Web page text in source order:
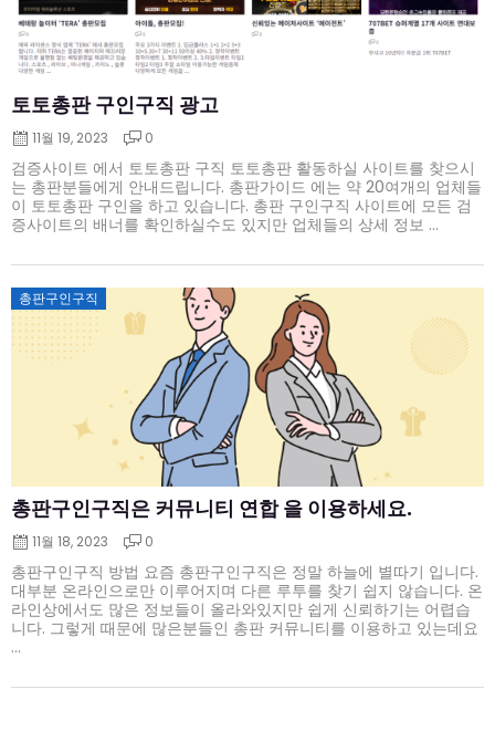
토토총판 구인구직 광고
11월 19, 2023 0
검증사이트 에서 토토총판 구직 토토총판 활동하실 사이트를 찾으시
는 총판분들에게 안내드립니다. 총판가이드 에는 약 20여개의 업체들
이 토토총판 구인을 하고 있습니다. 총판 구인구직 사이트에 모든 검
증사이트의 배너를 확인하실수도 있지만 업체들의 상세 정보 ...
총판구인구직
총판구인구직은 커뮤니티 연합 을 이용하세요.
Posted
on
11월 18, 2023 0
총판구인구직 방법 요즘 총판구인구직은 정말 하늘에 별따기 입니다.
대부분 온라인으로만 이루어지며 다른 루투를 찾기 쉽지 않습니다. 온
라인상에서도 많은 정보들이 올라와있지만 쉽게 신뢰하기는 어렵습
니다. 그렇게 때문에 많은분들인 총판 커뮤니티를 이용하고 있는데요
...